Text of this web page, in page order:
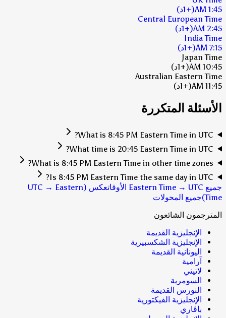
1:45 AM
(+1د)
Central European Time
2:45 AM
(+1د)
India Time
7:15 AM
(+1د)
Japan Time
10:45 AM
(+1د)
Australian Eastern Time
11:45 AM
(+1د)
الأسئلة المتكررة
What is 8:45 PM Eastern Time in UTC?
What time is 20:45 Eastern Time in UTC?
What is 8:45 PM Eastern Time in other time zones?
Is 8:45 PM Eastern Time the same day in UTC?
جميع Eastern Time → UTC الأوقات
عكس (UTC → Eastern
Time) جميع المحولات
المترجمون الشائعون
الإنجليزية القديمة
الإنجليزية الشكسبيرية
اليونانية القديمة
آرامية
لاتيني
السومرية
النورس القديمة
الإنجليزية الفيكتورية
باڤاري